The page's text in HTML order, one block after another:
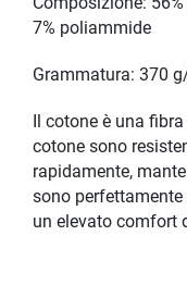
7% poliammide
Grammatura: 370
Il cotone è una
cotone sono
rapidamente,
sono
un elevato comfort